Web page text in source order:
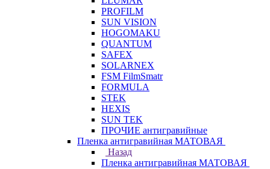
PROFILM
SUN VISION
HOGOMAKU
QUANTUM
SAFEX
SOLARNEX
FSM FilmSmatr
FORMULA
STEK
HEXIS
SUN TEK
ПРОЧИЕ антигравийные
Пленка антигравийная МАТОВАЯ
Назад
Пленка антигравийная МАТОВАЯ